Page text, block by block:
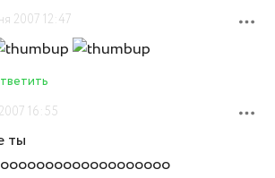
2007 12:47
16:55
ты